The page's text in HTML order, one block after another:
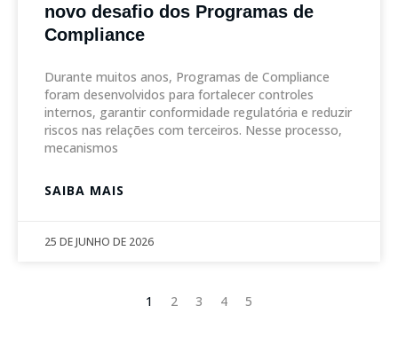
novo desafio dos Programas de
Compliance
Durante muitos anos, Programas de Compliance
foram desenvolvidos para fortalecer controles
internos, garantir conformidade regulatória e reduzir
riscos nas relações com terceiros. Nesse processo,
mecanismos
SAIBA MAIS
25 DE JUNHO DE 2026
1 2 3 4 5